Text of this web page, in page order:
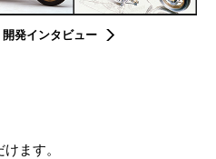
発インタビュー
ます。